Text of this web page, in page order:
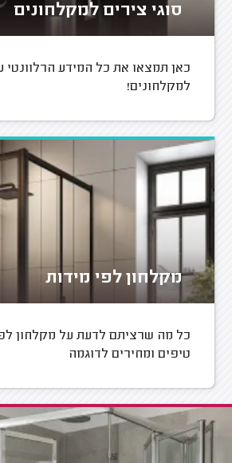
סוגי צירים למקלחונים
כאן תמצאו את כל המידע הרלוונטי
למקלחונים!
מקלחון לפי מידות
כל מה שרציתם לדעת על מקלחון
טיפים ומחירים לדוגמה